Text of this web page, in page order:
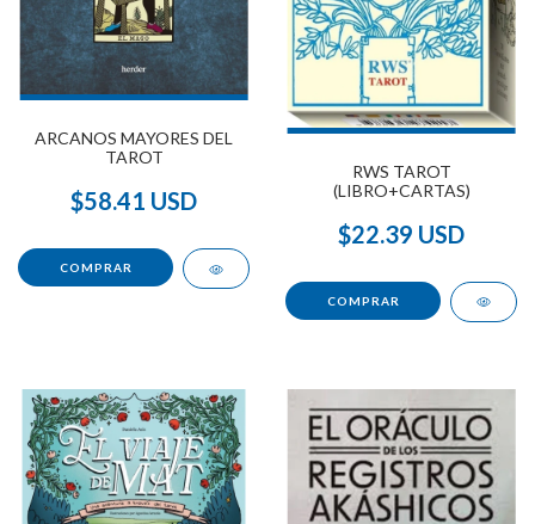
ARCANOS MAYORES DEL
TAROT
$58.41 USD
RWS TAROT
(LIBRO+CARTAS)
$22.39 USD